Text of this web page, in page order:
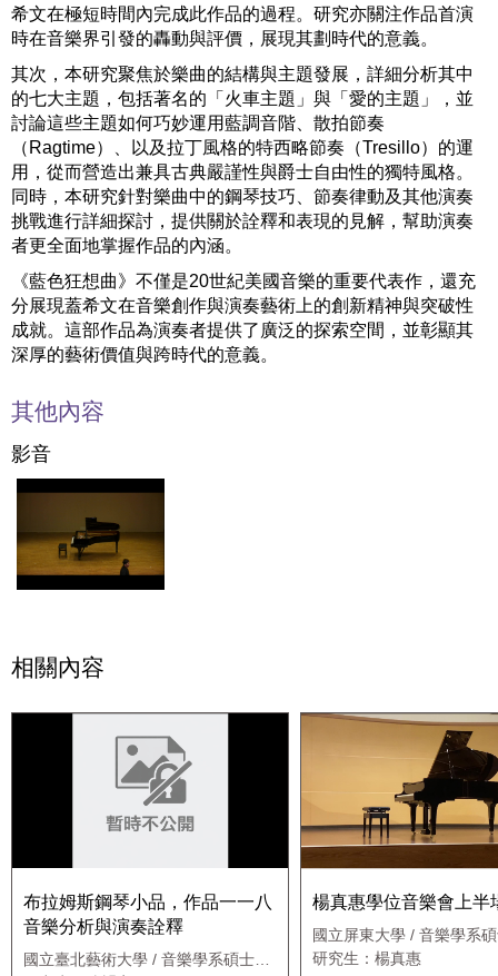
希文在極短時間內完成此作品的過程。研究亦關注作品首演
時在音樂界引發的轟動與評價，展現其劃時代的意義。
其次，本研究聚焦於樂曲的結構與主題發展，詳細分析其中
的七大主題，包括著名的「火車主題」與「愛的主題」，並
討論這些主題如何巧妙運用藍調音階、散拍節奏
（Ragtime）、以及拉丁風格的特西略節奏（Tresillo）的運
用，從而營造出兼具古典嚴謹性與爵士自由性的獨特風格。
同時，本研究針對樂曲中的鋼琴技巧、節奏律動及其他演奏
挑戰進行詳細探討，提供關於詮釋和表現的見解，幫助演奏
者更全面地掌握作品的內涵。
《藍色狂想曲》不僅是20世紀美國音樂的重要代表作，還充
分展現蓋希文在音樂創作與演奏藝術上的創新精神與突破性
成就。這部作品為演奏者提供了廣泛的探索空間，並彰顯其
深厚的藝術價值與跨時代的意義。
其他內容
影音
相關內容
布拉姆斯鋼琴小品，作品一一八
音樂分析與演奏詮釋
國立臺北藝術大學 / 音樂學系碩士班
楊真惠學位音樂會上半
國立屏東大學 / 音樂學系
研究生：楊真惠